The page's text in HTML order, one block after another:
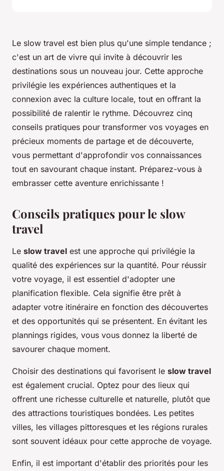
Le slow travel est bien plus qu'une simple tendance ;
c'est un art de vivre qui invite à découvrir les
destinations sous un nouveau jour. Cette approche
privilégie les expériences authentiques et la
connexion avec la culture locale, tout en offrant la
possibilité de ralentir le rythme. Découvrez cinq
conseils pratiques pour transformer vos voyages en
précieux moments de partage et de découverte,
vous permettant d'approfondir vos connaissances
tout en savourant chaque instant. Préparez-vous à
embrasser cette aventure enrichissante !
Conseils pratiques pour le slow
travel
Le slow travel est une approche qui privilégie la
qualité des expériences sur la quantité. Pour réussir
votre voyage, il est essentiel d'adopter une
planification flexible. Cela signifie être prêt à
adapter votre itinéraire en fonction des découvertes
et des opportunités qui se présentent. En évitant les
plannings rigides, vous vous donnez la liberté de
savourer chaque moment.
Choisir des destinations qui favorisent le slow travel
est également crucial. Optez pour des lieux qui
offrent une richesse culturelle et naturelle, plutôt que
des attractions touristiques bondées. Les petites
villes, les villages pittoresques et les régions rurales
sont souvent idéaux pour cette approche de voyage.
Enfin, il est important d'établir des priorités pour les